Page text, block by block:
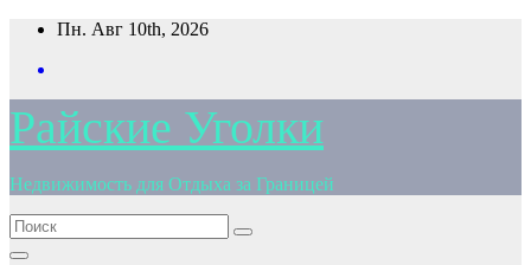
Перейти
содержимому
Пн. Авг 10th, 2026
Райские Уголки
Недвижимость для Отдыха за Границей